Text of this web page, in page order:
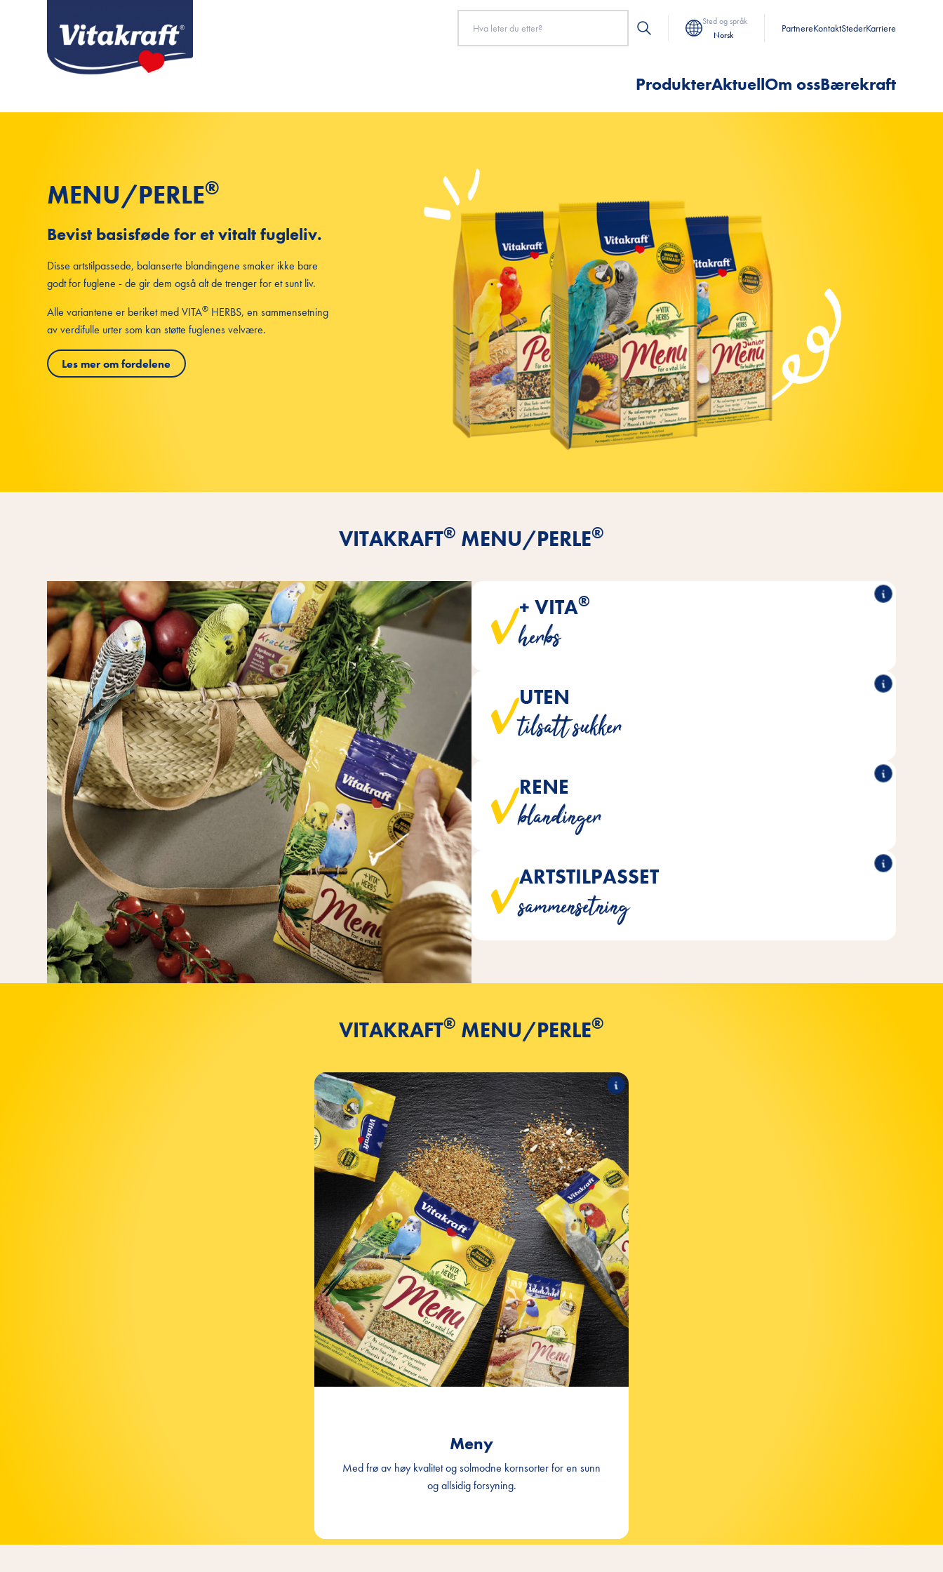
Sted og språk
Norsk
PartnereKontaktStederKarriere
ProdukterAktuellOm ossBærekraft
MENU/PERLE®
Bevist basisføde for et vitalt fugleliv.
Disse artstilpassede, balanserte blandingene smaker ikke bare
godt for fuglene - de gir dem også alt de trenger for et sunt liv.
Alle variantene er beriket med VITA® HERBS, en sammensetning
av verdifulle urter som kan støtte fuglenes velvære.
Les mer om fordelene
VITAKRAFT® MENU/PERLE®
+ VITA®
herbs
Alle variantene inneholder verdifulle urter som persille, ribbegras og timian, som kan
UTEN
tilsatt sukker
Blandingene er ikke tilsatt sukker for å sikre et naturlig kosthold.
RENE
blandinger
Ingen av våre fuglefôr er tilsatt kunstige farger, smaker eller konserveringsmidler.
ARTSTILPASSET
sammensetning
Alle hovedfôrene er utviklet i samarbeid med veterinærer og fugleeksperter, og er
skreddersydd til behovene til de respektive fugleartene.
VITAKRAFT® MENU/PERLE®
Meny
Med frø av høy kvalitet og solmodne kornsorter for en sunn
og allsidig forsyning.
Meny
Følgende produkter er en del av sortimentet:
Meny for undulater